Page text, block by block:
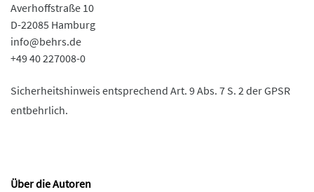
Averhoffstraße 10
D-22085 Hamburg
info@behrs.de
+49 40 227008-0
Sicherheitshinweis entsprechend Art. 9 Abs. 7 S. 2 der GPSR
entbehrlich.
Über die Autoren